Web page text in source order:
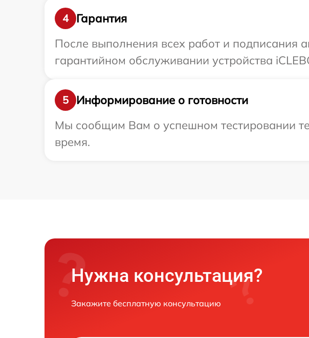
4
Гарантия
После выполнения всех работ и подписания
гарантийном обслуживании устройства
5
Информирование о готовности
Мы сообщим Вам о успешном тестировании
время.
Нужна консультация?
Закажите бесплатную консультацию